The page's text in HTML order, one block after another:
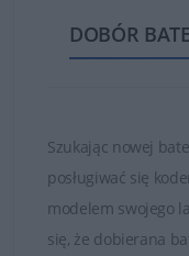
Dzięki temu
i bezawaryjnie.
są bardzo słabej
Baterie, które
oryginalnymi
DOBÓR
Szukając nowej
posługiwać się
modelem swojego
się, że dobierana